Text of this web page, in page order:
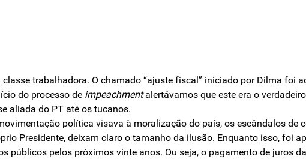
trabalhadora. O chamado “ajuste fiscal” iniciado por Dilma foi
do processo de impeachmentalertávamos que este era o
aliada do PT até os tucanos.
política visava à moralização do país, os escândalos de
Presidente, deixam claro o tamanho da ilusão. Enquanto isso, foi
públicos pelos próximos vinte anos. Ou seja, o pagamento de juros